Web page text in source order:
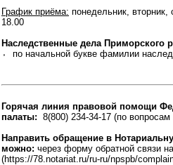
График приёма: понедельник,
18.00
Наследственные дела Приморского
⬫ по начальной букве фамилии
Горячая линия правовой помощи
палаты: 8(800) 234-34-17 (по вопросам
Направить обращение в
можно: через форму обратной связи
(https://78.notariat.ru/ru-ru/npspb/